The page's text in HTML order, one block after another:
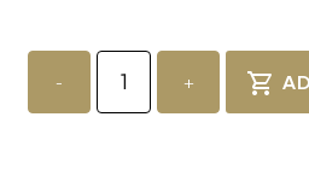
-
"R"
de
RUINART
COFFRET
+